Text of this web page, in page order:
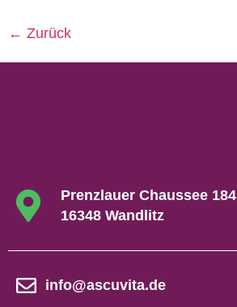
← Zurück
Prenzlauer Chaussee 184
16348 Wandlitz
info@ascuvita.de